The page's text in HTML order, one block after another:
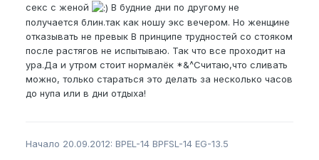
секс с женой
В будние дни по другому не
получается блин.так как ношу экс вечером. Но женщине
отказывать не превык В принципе трудностей со стояком
после растягов не испытываю. Так что все проходит на
ура.Да и утром стоит нормалёк *&^Считаю,что сливать
можно, только стараться это делать за несколько часов
до нупа или в дни отдыха!
Начало 20.09.2012: BPEL-14 BPFSL-14 EG-13.5